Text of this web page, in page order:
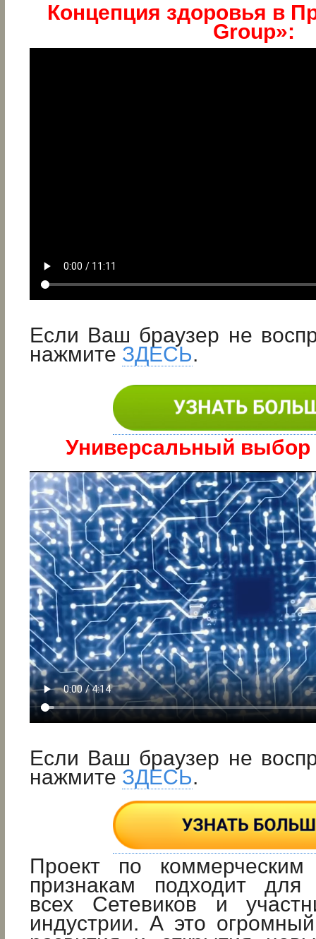
Концепция здоровья в
Group»:
Если Ваш браузер не
нажмите ЗДЕСЬ.
Универсальный выбор
Если Ваш браузер не
нажмите ЗДЕСЬ.
Проект по
признакам подходит для
всех Сетевиков и
индустрии. А это